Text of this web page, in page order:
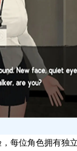
位角色拥有独立